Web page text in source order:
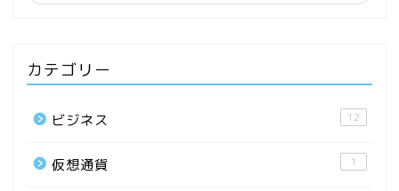
カテゴリー
ビジネス 12
仮想通貨 1